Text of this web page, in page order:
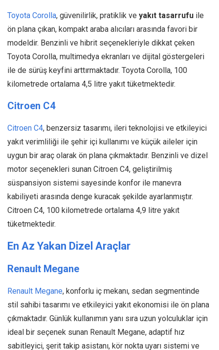
Toyota Corolla, güvenilirlik, pratiklik ve yakıt tasarrufu ile
ön plana çıkan, kompakt araba alıcıları arasında favori bir
modeldir. Benzinli ve hibrit seçenekleriyle dikkat çeken
Toyota Corolla, multimedya ekranları ve dijital göstergeleri
ile de sürüş keyfini arttırmaktadır. Toyota Corolla, 100
kilometrede ortalama 4,5 litre yakıt tüketmektedir.
Citroen C4
Citroen C4, benzersiz tasarımı, ileri teknolojisi ve etkileyici
yakıt verimliliği ile şehir içi kullanımı ve küçük aileler için
uygun bir araç olarak ön plana çıkmaktadır. Benzinli ve dizel
motor seçenekleri sunan Citroen C4, geliştirilmiş
süspansiyon sistemi sayesinde konfor ile manevra
kabiliyeti arasında denge kuracak şekilde ayarlanmıştır.
Citroen C4, 100 kilometrede ortalama 4,9 litre yakıt
tüketmektedir.
En Az Yakan Dizel Araçlar
Renault Megane
Renault Megane, konforlu iç mekanı, sedan segmentinde
stil sahibi tasarımı ve etkileyici yakıt ekonomisi ile ön plana
çıkmaktadır. Günlük kullanımın yanı sıra uzun yolculuklar için
ideal bir seçenek sunan Renault Megane, adaptif hız
sabitleyici, şerit takip asistanı, kör nokta uyarı sistemi ve